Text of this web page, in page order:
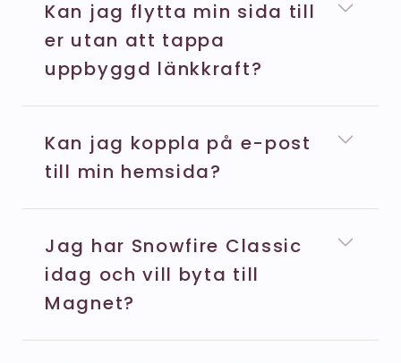
Kan jag flytta min sida till
er utan att tappa
uppbyggd länkkraft?
Kan jag koppla på e-post
till min hemsida?
Jag har Snowfire Classic
idag och vill byta till
Magnet?